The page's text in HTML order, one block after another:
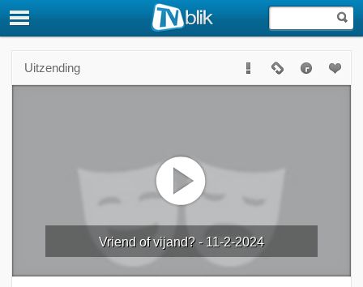
Uitzending
Vriend of vijand? - 11-2-2024